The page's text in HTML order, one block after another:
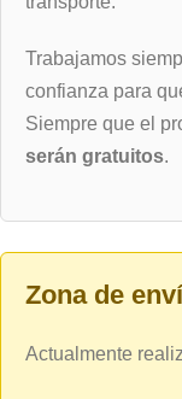
Trabajamos
confianza para
Siempre que el
serán gratuitos.
Zona de
Actualmente